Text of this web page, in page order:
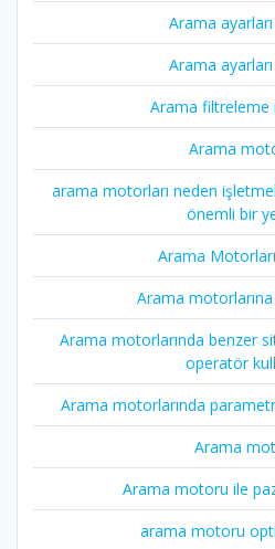
Arama
Arama
Arama filtreleme
Arama
arama motorları neden
önemli bir
Arama
Arama
Arama motorlarında benzer
operatör
Arama motorlarında
Arama
Arama motoru ile
arama motoru